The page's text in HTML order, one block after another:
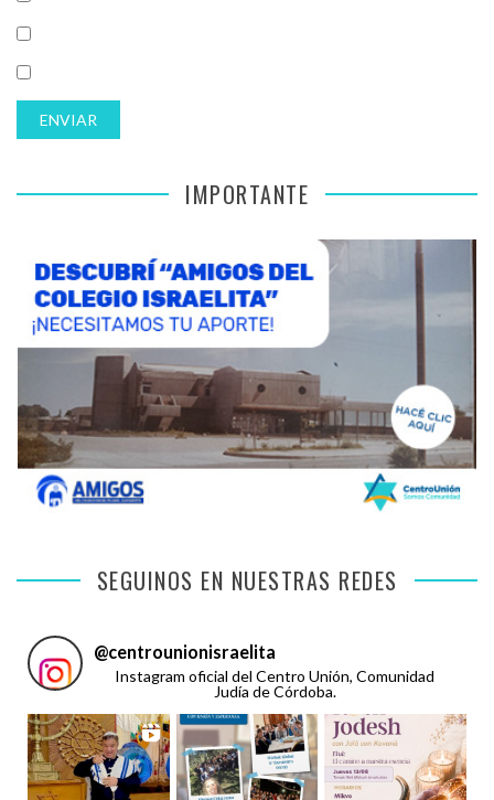
IMPORTANTE
SEGUINOS EN NUESTRAS REDES
@centrounionisraelita
Instagram oficial del Centro Unión, Comunidad
Judía de Córdoba.